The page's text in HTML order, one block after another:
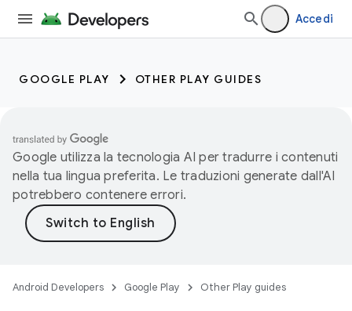
Accedi
GOOGLE PLAY OTHER PLAY GUIDES
Google utilizza la tecnologia AI per tradurre i contenuti
nella tua lingua preferita. Le traduzioni generate dall'AI
potrebbero contenere errori.
Android Developers Google Play Other Play guides